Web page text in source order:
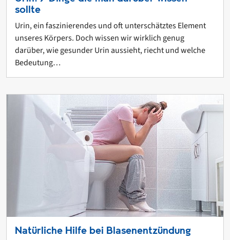
sollte
Urin, ein faszinierendes und oft unterschätztes Element
unseres Körpers. Doch wissen wir wirklich genug
darüber, wie gesunder Urin aussieht, riecht und welche
Bedeutung…
Natürliche Hilfe bei Blasenentzündung